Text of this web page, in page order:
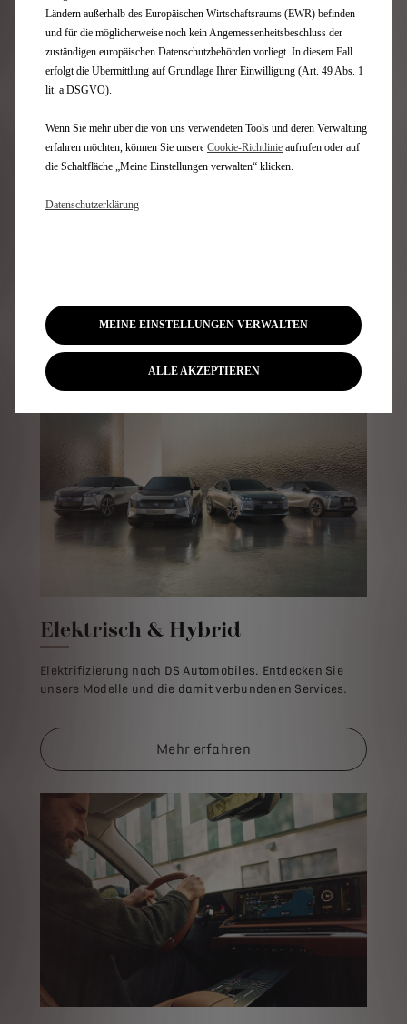
MONITORING
ONE-PEDAL MODUS
WEITERE THEMEN FÜR SIE
Elektrisch & Hybrid
Elektrifizierung nach DS Automobiles. Entdecken Sie
unsere Modelle und die damit verbundenen Services.
Mehr erfahren
Ländern außerhalb des Europäischen Wirtschaftsraums (EWR) befinden
und für die möglicherweise noch kein Angemessenheitsbeschluss der
zuständigen europäischen Datenschutzbehörden vorliegt. In diesem Fall
erfolgt die Übermittlung auf Grundlage Ihrer Einwilligung (Art. 49 Abs. 1
lit. a DSGVO).
Wenn Sie mehr über die von uns verwendeten Tools und deren Verwaltung
erfahren möchten, können Sie unsere Cookie‑Richtlinie aufrufen oder auf
die Schaltfläche „Meine Einstellungen verwalten“ klicken.
Datenschutzerklärung
MEINE EINSTELLUNGEN VERWALTEN
ALLE AKZEPTIEREN